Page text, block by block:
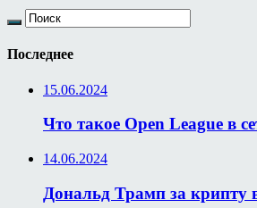
Последнее
15.06.2024
Что такое Open League в
14.06.2024
Дональд Трамп за